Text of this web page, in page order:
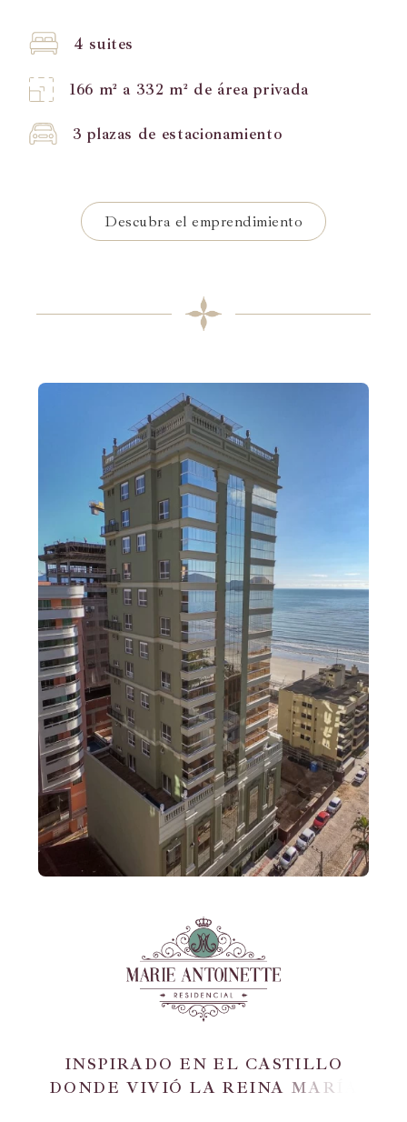
4 suites
166 m² a 332 m² de área privada
3 plazas de estacionamiento
Descubra el emprendimiento
INSPIRADO EN EL CASTILLO
DONDE VIVIÓ LA REINA MA R